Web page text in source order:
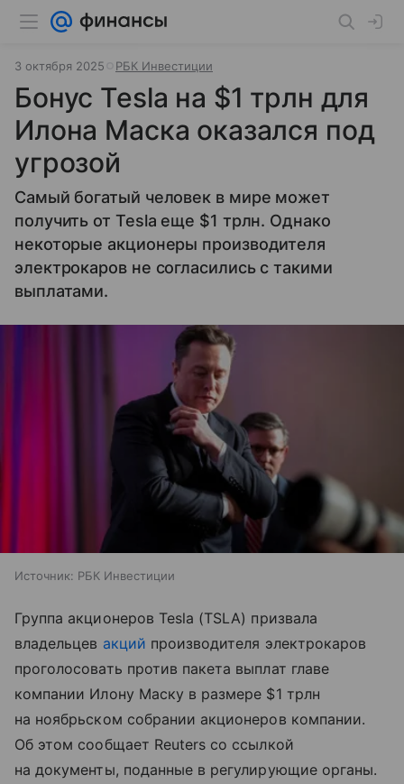
3 октября 2025 РБК Инвестиции
Бонус Tesla на $1 трлн для
Илона Маска оказался под
угрозой
Самый богатый человек в мире может
получить от Tesla еще $1 трлн. Однако
некоторые акционеры производителя
электрокаров не согласились с такими
выплатами.
Источник: РБК Инвестиции
Группа акционеров Tesla (TSLA) призвала
владельцев акций производителя электрокаров
проголосовать против пакета выплат главе
компании Илону Маску в размере $1 трлн
на ноябрьском собрании акционеров компании.
Об этом сообщает Reuters со ссылкой
на документы, поданные в регулирующие органы.